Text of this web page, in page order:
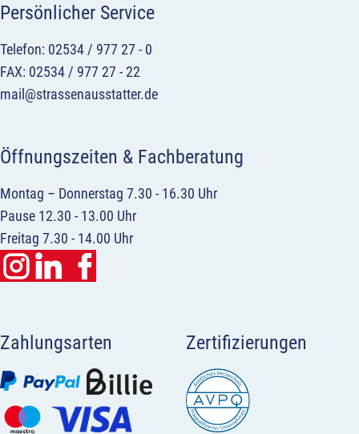
Persönlicher Service
Telefon: 02534 / 977 27 - 0
FAX: 02534 / 977 27 - 22
mail@strassenausstatter.de
Öffnungszeiten & Fachberatung
Montag – Donnerstag 7.30 - 16.30 Uhr
Pause 12.30 - 13.00 Uhr
Freitag 7.30 - 14.00 Uhr
Zahlungsarten Zertifizierungen